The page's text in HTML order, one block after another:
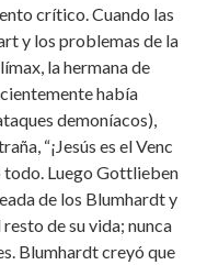
crítico. Cuando las
y los problemas de la
la hermana de
había
demoníacos),
“¡Jesús es el Venc
Luego Gottlieben
de los Blumhardt y
de su vida; nunca
Blumhardt creyó que